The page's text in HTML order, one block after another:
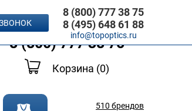
8 (495) 648 61 88
8 (800) 777 38 75
Корзина (0)
510 брендов
8 (800) 777 38 75
8 (495) 648 61 88
info@topoptics.ru